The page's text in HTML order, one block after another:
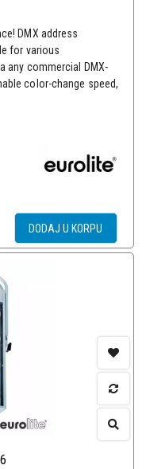
DMX address
for various
any commercial DMX-
color-change speed,
DODAJ U KORPU